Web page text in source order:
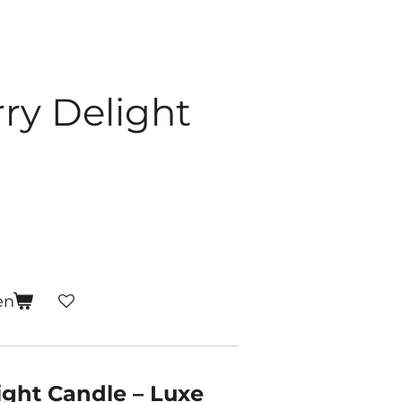
Delight
Candle – Luxe